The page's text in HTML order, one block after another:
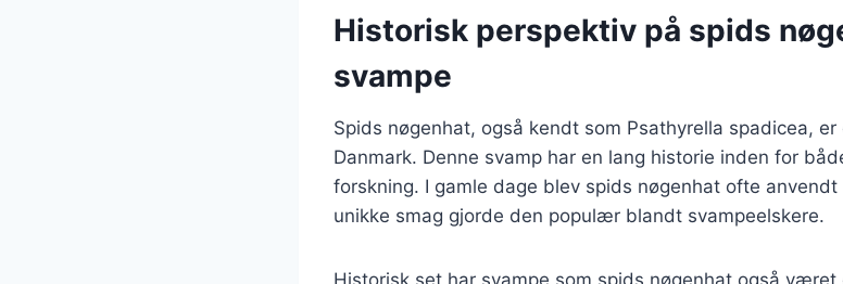
Historisk perspektiv på spids
svampe
Spids nøgenhat, også kendt som Psathyrella spadicea,
Danmark. Denne svamp har en lang historie inden for
forskning. I gamle dage blev spids nøgenhat ofte
unikke smag gjorde den populær blandt svampeelskere.
Historisk set har svampe som spids nøgenhat også